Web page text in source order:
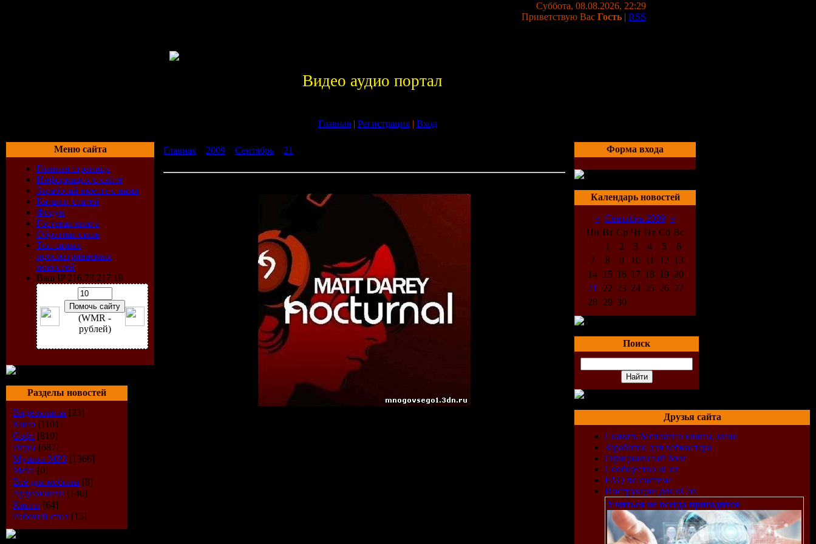
Суббота, 08.08.2026, 22:29
Приветствую Вас Гость | RSS
Видео аудио портал
Главная| Регистрация| Вход
Меню сайта
Главная страница
Информация о сайте
Заработай вместе с нами
Каталог статей
Форум
Гостевая книга
Обратная связь
Топ самых
просматриваемых
новостей
Ваш IP 216.73.217.19
(WMR -
рублей)
Разделы новостей
Видеоклипы [23]
Кино [1101]
Софт [810]
Игры [687]
Музыка МР3 [1366]
Metal [0]
Всё для мобилы [8]
Аудиокниги [140]
Книги [64]
Рабочий стол [15]
Главная 2009 Сентябрь 21 Форма входа
Календарь новостей
« Сентябрь 2009 »
Пн Вт Ср Чт Пт Сб Вс
1
2 3 4 5
6
7
8 9 10 11 12
13
14
15 16 17 18 19 20
21
22 23 24 25 26 27
28 29 30
Поиск
Друзья сайта
Скачать бесплатно клипы, кино
Заработок для вебмастера
Официальный блог
Сообщество uCoz
FAQ по системе
Инструкции для uCoz
Учиться не всегда пригодится